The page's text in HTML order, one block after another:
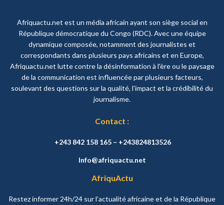
Afriquactu.net est un média africain ayant son siège social en
République démocratique du Congo (RDC). Avec une équipe
dynamique composée, notamment des journalistes et
correspondants dans plusieurs pays africains et en Europe,
Afriquactu.net lutte contre la désinformation à l'ère ou le paysage
de la communication est influencée par plusieurs facteurs,
soulevant des questions sur la qualité, l'impact et la crédibilité du
journalisme.
Contact :
+243 842 158 165 – +243824813526
Info@afriquactu.net
AfriquActu
Restez informer 24h/24 sur l’actualité africaine et de la République